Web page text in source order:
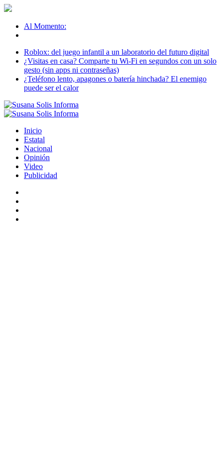
Al Momento:
Roblox: del juego infantil a un laboratorio del futuro digital
¿Visitas en casa? Comparte tu Wi-Fi en segundos con un solo
gesto (sin apps ni contraseñas)
¿Teléfono lento, apagones o batería hinchada? El enemigo
puede ser el calor
Inicio
Estatal
Nacional
Opinión
Video
Publicidad